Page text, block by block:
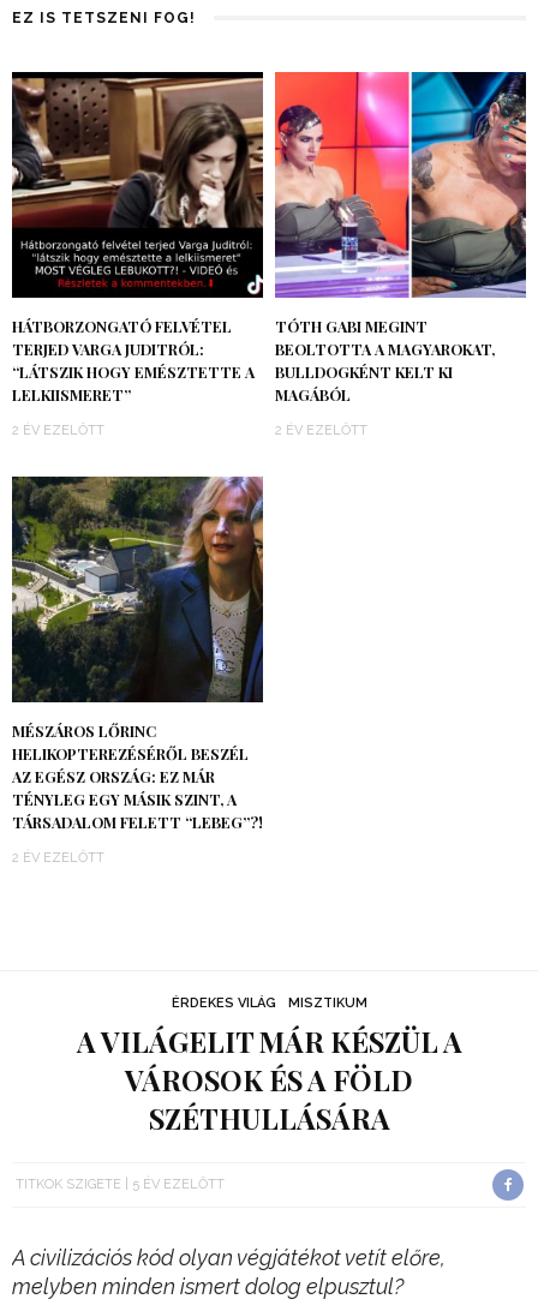
EZ IS TETSZENI FOG!
HÁTBORZONGATÓ FELVÉTEL
TERJED VARGA JUDITRÓL:
“LÁTSZIK HOGY EMÉSZTETTE A
LELKIISMERET”
2 ÉV EZELŐTT
TÓTH GABI MEGINT
BEOLTOTTA A MAGYAROKAT,
BULLDOGKÉNT KELT KI
MAGÁBÓL
2 ÉV EZELŐTT
MÉSZÁROS LŐRINC
HELIKOPTEREZÉSÉRŐL BESZÉL
AZ EGÉSZ ORSZÁG: EZ MÁR
TÉNYLEG EGY MÁSIK SZINT, A
TÁRSADALOM FELETT “LEBEG”?!
2 ÉV EZELŐTT
ÉRDEKES VILÁG MISZTIKUM
A VILÁGELIT MÁR KÉSZÜL A
VÁROSOK ÉS A FÖLD
SZÉTHULLÁSÁRA
TITKOK SZIGETE 5 ÉV EZELŐTT
A civilizációs kód olyan végjátékot vetít előre,
melyben minden ismert dolog elpusztul?